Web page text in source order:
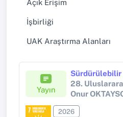
Açık Erişim
İşbirliği
UAK Araştırma Alanları
Yayın
Onur
2026